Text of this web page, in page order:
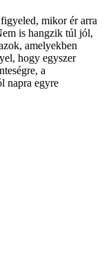
mikor ér arra
is hangzik túl jól,
amelyekben
hogy egyszer
a
napra egyre